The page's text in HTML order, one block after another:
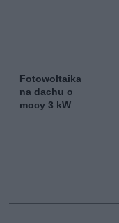
Fotowoltaika
na dachu o
mocy 3 kW